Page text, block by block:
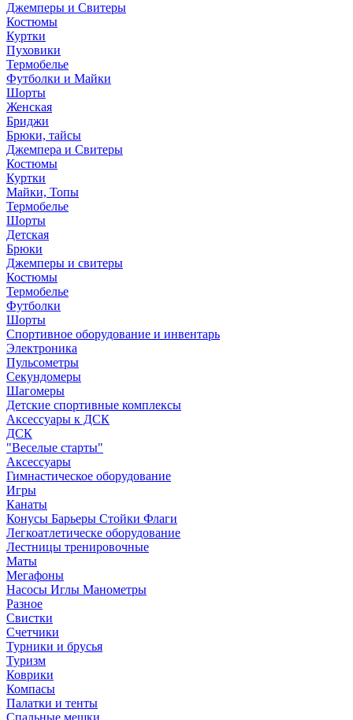
Джемперы и Свитеры
Костюмы
Куртки
Пуховики
Термобелье
Футболки и Майки
Шорты
Женская
Бриджи
Брюки, тайсы
Джемпера и Свитеры
Костюмы
Куртки
Майки, Топы
Термобелье
Шорты
Детская
Брюки
Джемперы и свитеры
Костюмы
Термобелье
Футболки
Шорты
Спортивное оборудование и инвентарь
Электроника
Пульсометры
Секундомеры
Шагомеры
Детские спортивные комплексы
Аксессуары к ДСК
ДСК
"Веселые старты"
Аксессуары
Гимнастическое оборудование
Игры
Канаты
Конусы Барьеры Стойки Флаги
Легкоатлетическе оборудование
Лестницы тренировочные
Маты
Мегафоны
Насосы Иглы Манометры
Разное
Свистки
Счетчики
Турники и брусья
Туризм
Коврики
Компасы
Палатки и тенты
Спальные мешки